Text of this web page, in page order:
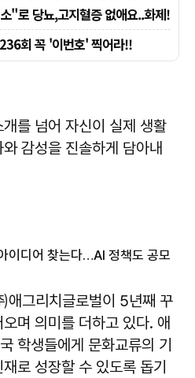
를 넘어 자신이 실제 생활
감성을 진솔하게 담아내
이디어 찾는다…AI 정책도 공모
애그리치글로벌이 5년째 꾸
며 의미를 더하고 있다. 애
학생들에게 문화교류의 기
로 성장할 수 있도록 돕기